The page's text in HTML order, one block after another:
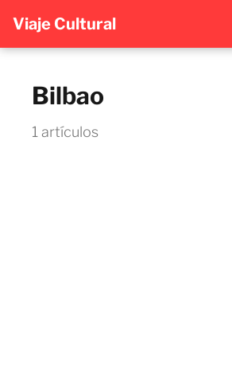
Viaje Cultural
Bilbao
1 artículos